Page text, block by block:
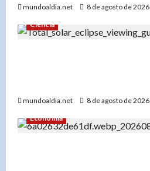
mundoaldia.net 8 de agosto de 2026
Ciencia
mundoaldia.net 8 de agosto de 2026
Economía